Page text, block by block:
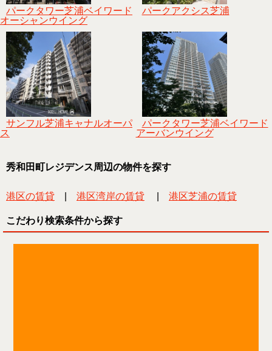
パークタワー芝浦ベイワード
オーシャンウイング
パークアクシス芝浦
サンフル芝浦キャナルオーパ
ス
パークタワー芝浦ベイワード
アーバンウイング
秀和田町レジデンス周辺の物件を探す
港区の賃貸 港区湾岸の賃貸 港区芝浦の賃貸
こだわり検索条件から探す